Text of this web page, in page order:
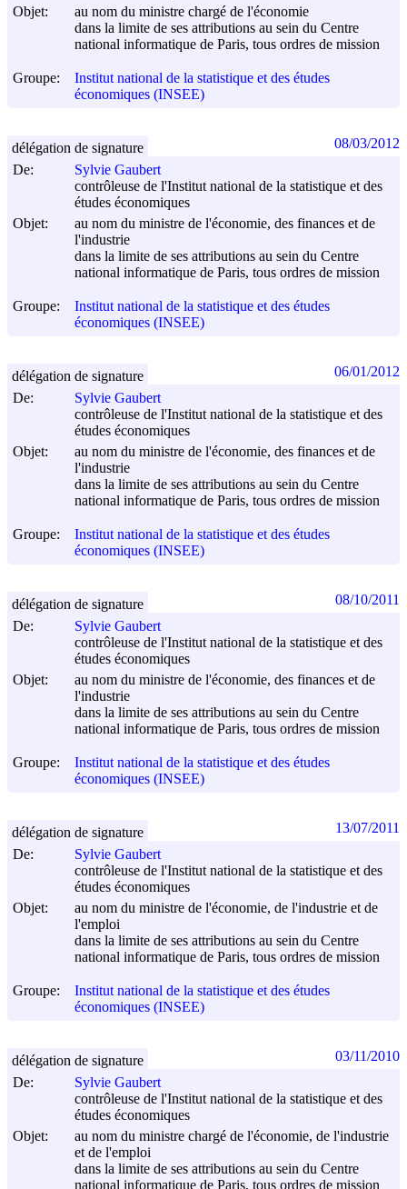
Objet:
au nom du ministre chargé de l'économie
dans la limite de ses attributions au sein du Centre
national informatique de Paris, tous ordres de mission
Groupe:
Institut national de la statistique et des études
économiques (INSEE)
De:
Sylvie Gaubert
contrôleuse de l'Institut national de la statistique et des
études économiques
Objet:
au nom du ministre de l'économie, des finances et de
l'industrie
dans la limite de ses attributions au sein du Centre
national informatique de Paris, tous ordres de mission
Groupe:
Institut national de la statistique et des études
économiques (INSEE)
délégation de signature 08/03/2012
De:
Sylvie Gaubert
contrôleuse de l'Institut national de la statistique et des
études économiques
Objet:
au nom du ministre de l'économie, des finances et de
l'industrie
dans la limite de ses attributions au sein du Centre
national informatique de Paris, tous ordres de mission
Groupe:
Institut national de la statistique et des études
économiques (INSEE)
délégation de signature 06/01/2012
De:
Sylvie Gaubert
contrôleuse de l'Institut national de la statistique et des
études économiques
Objet:
au nom du ministre de l'économie, des finances et de
l'industrie
dans la limite de ses attributions au sein du Centre
national informatique de Paris, tous ordres de mission
Groupe:
Institut national de la statistique et des études
économiques (INSEE)
délégation de signature 08/10/2011
De:
Sylvie Gaubert
contrôleuse de l'Institut national de la statistique et des
études économiques
Objet:
au nom du ministre de l'économie, de l'industrie et de
l'emploi
dans la limite de ses attributions au sein du Centre
national informatique de Paris, tous ordres de mission
Groupe:
Institut national de la statistique et des études
économiques (INSEE)
délégation de signature 13/07/2011
De:
Sylvie Gaubert
contrôleuse de l'Institut national de la statistique et des
études économiques
Objet:
au nom du ministre chargé de l'économie, de l'industrie
et de l'emploi
dans la limite de ses attributions au sein du Centre
national informatique de Paris, tous ordres de mission
délégation de signature 03/11/2010